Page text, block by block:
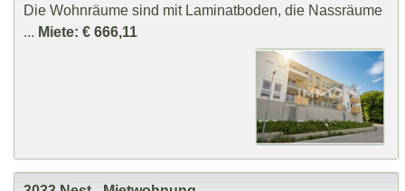
Die Wohnräume sind mit Laminatboden, die Nassräume
... Miete: € 666,11